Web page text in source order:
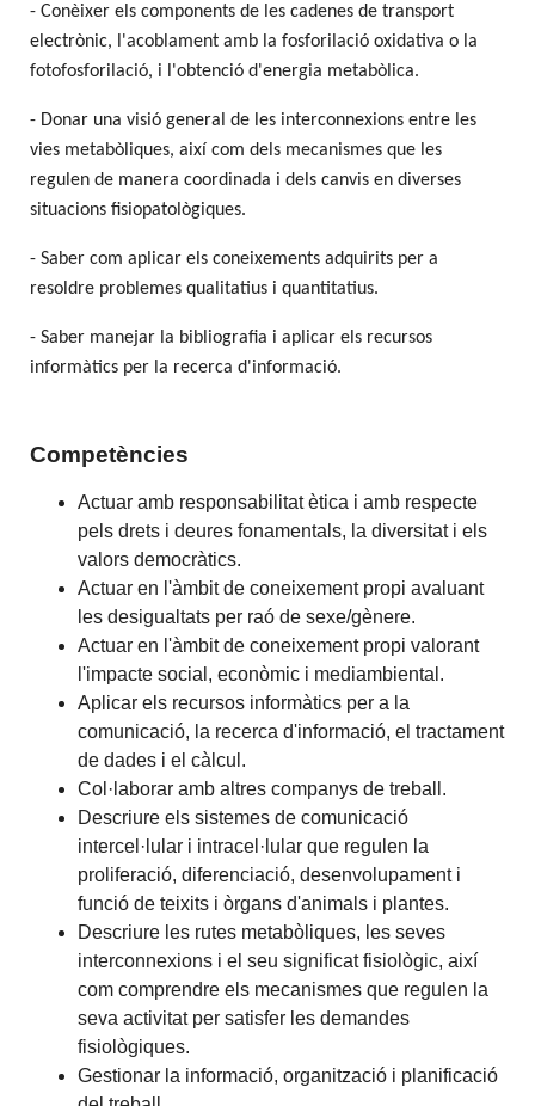
- Conèixer els components de les cadenes de transport
electrònic, l'acoblament amb la fosforilació oxidativa o la
fotofosforilació, i l'obtenció d'energia metabòlica.
- Donar una visió general de les interconnexions entre les
vies metabòliques, així com dels mecanismes que les
regulen de manera coordinada i dels canvis en diverses
situacions fisiopatològiques.
- Saber com aplicar els coneixements adquirits per a
resoldre problemes qualitatius i quantitatius.
- Saber manejar la bibliografia i aplicar els recursos
informàtics per la recerca d'informació.
Competències
Actuar amb responsabilitat ètica i amb respecte
pels drets i deures fonamentals, la diversitat i els
valors democràtics.
Actuar en l'àmbit de coneixement propi avaluant
les desigualtats per raó de sexe/gènere.
Actuar en l'àmbit de coneixement propi valorant
l'impacte social, econòmic i mediambiental.
Aplicar els recursos informàtics per a la
comunicació, la recerca d'informació, el tractament
de dades i el càlcul.
Col·laborar amb altres companys de treball.
Descriure els sistemes de comunicació
intercel·lular i intracel·lular que regulen la
proliferació, diferenciació, desenvolupament i
funció de teixits i òrgans d'animals i plantes.
Descriure les rutes metabòliques, les seves
interconnexions i el seu significat fisiològic, així
com comprendre els mecanismes que regulen la
seva activitat per satisfer les demandes
fisiològiques.
Gestionar la informació, organització i planificació